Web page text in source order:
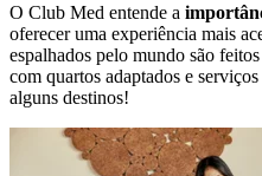
O Club Med entende a
oferecer uma experiência mais
espalhados pelo mundo são
com quartos adaptados e
alguns destinos!